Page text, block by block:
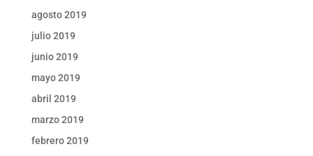
agosto 2019
julio 2019
junio 2019
mayo 2019
abril 2019
marzo 2019
febrero 2019